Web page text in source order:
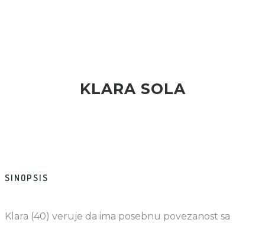
KLARA SOLA
SINOPSIS
Klara (40) veruje da ima posebnu povezanost sa